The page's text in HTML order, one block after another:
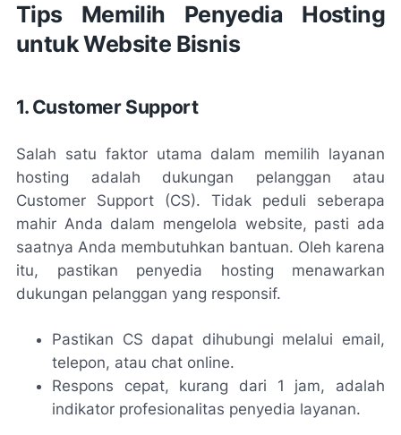
Tips Memilih Penyedia Hosting
untuk Website Bisnis
1. Customer Support
Salah satu faktor utama dalam memilih layanan
hosting adalah dukungan pelanggan atau
Customer Support (CS). Tidak peduli seberapa
mahir Anda dalam mengelola website, pasti ada
saatnya Anda membutuhkan bantuan. Oleh karena
itu, pastikan penyedia hosting menawarkan
dukungan pelanggan yang responsif.
Pastikan CS dapat dihubungi melalui email,
telepon, atau chat online.
Respons cepat, kurang dari 1 jam, adalah
indikator profesionalitas penyedia layanan.